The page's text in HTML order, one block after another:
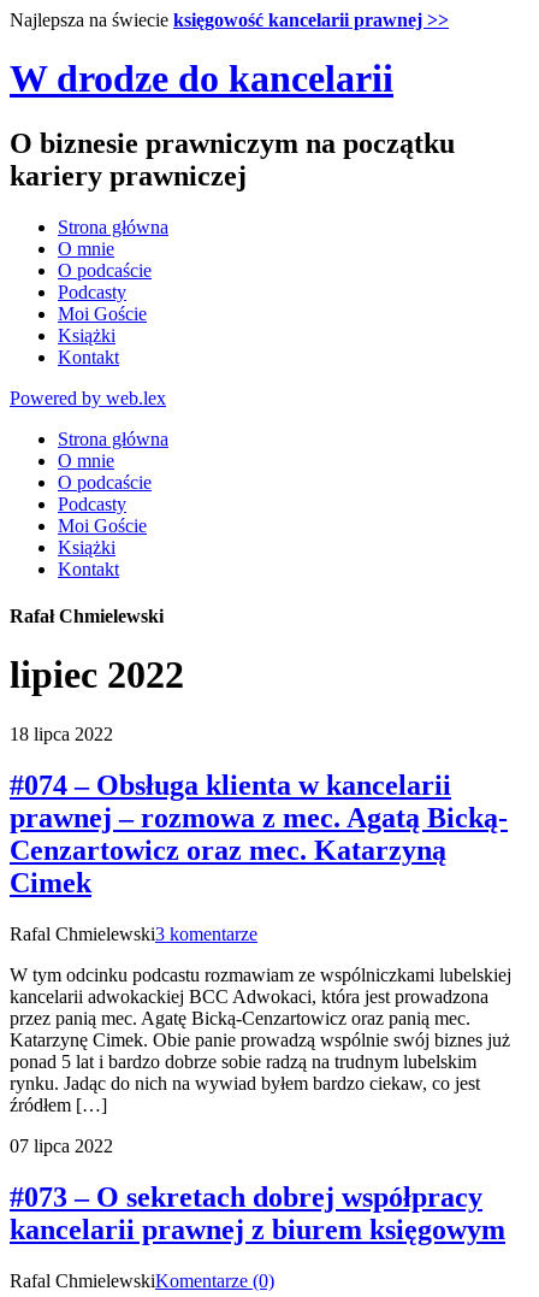
Najlepsza na świecie księgowość kancelarii prawnej >>
W drodze do kancelarii
O biznesie prawniczym na początku
kariery prawniczej
Strona główna
O mnie
O podcaście
Podcasty
Moi Goście
Książki
Kontakt
Powered by web.lex
Strona główna
O mnie
O podcaście
Podcasty
Moi Goście
Książki
Kontakt
Rafał Chmielewski
lipiec 2022
18 lipca 2022
#074 – Obsługa klienta w kancelarii
prawnej – rozmowa z mec. Agatą Bicką-
Cenzartowicz oraz mec. Katarzyną
Cimek
Rafal Chmielewski3 komentarze
W tym odcinku podcastu rozmawiam ze wspólniczkami lubelskiej
kancelarii adwokackiej BCC Adwokaci, która jest prowadzona
przez panią mec. Agatę Bicką-Cenzartowicz oraz panią mec.
Katarzynę Cimek. Obie panie prowadzą wspólnie swój biznes już
ponad 5 lat i bardzo dobrze sobie radzą na trudnym lubelskim
rynku. Jadąc do nich na wywiad byłem bardzo ciekaw, co jest
źródłem […]
07 lipca 2022
#073 – O sekretach dobrej współpracy
kancelarii prawnej z biurem księgowym
Rafal ChmielewskiKomentarze (0)